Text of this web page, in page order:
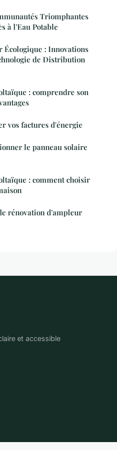
Triomphantes
à l'Eau Potable
Écologique : Innovations
de Distribution
: comprendre son
vos factures d'énergie
le panneau solaire
: comment choisir
rénovation d'ampleur
et accessible